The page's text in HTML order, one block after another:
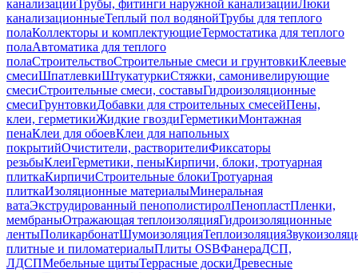
канализацииТрубы, фитинги наружной канализацииЛюки
канализационныеТеплый пол водянойТрубы для теплого
полаКоллекторы и комплектующиеТермостатика для теплого
полаАвтоматика для теплого
полаСтроительствоСтроительные смеси и грунтовкиКлеевые
смесиШпатлевкиШтукатуркиСтяжки, самонивелирующие
смесиСтроительные смеси, составыГидроизоляционные
смесиГрунтовкиДобавки для строительных смесейПены,
клеи, герметикиЖидкие гвоздиГерметикиМонтажная
пенаКлеи для обоевКлеи для напольных
покрытийОчистители, растворителиФиксаторы
резьбыКлеиГерметики, пеныКирпичи, блоки, тротуарная
плиткаКирпичиСтроительные блокиТротуарная
плиткаИзоляционные материалыМинеральная
ватаЭкструдированный пенополистиролПенопластПленки,
мембраныОтражающая теплоизоляцияГидроизоляционные
лентыПоликарбонатШумоизоляцияТеплоизоляция
плитные и пиломатериалыПлиты OSBФанераДСП,
ЛДСПМебельные щитыТеррасные доскиДревесные